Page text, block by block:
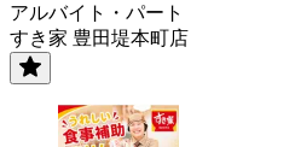
アルバイト・パート
すき家 豊田堤本町店